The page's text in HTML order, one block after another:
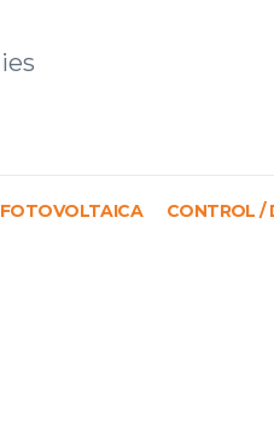
FOTOVOLTAICA CONTROL /